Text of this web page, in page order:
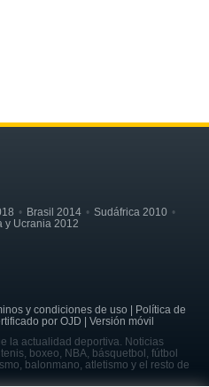
Brasil 2014
Sudáfrica 2010
y Ucrania 2012
y condiciones de uso | Política de
por OJD | Versión móvil
la actualidad deportiva. Noticias
boxeo, NBA, básquetbol, fútbol
balonmano, atletismo y el resto de